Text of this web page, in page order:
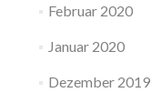
Februar 2020
Januar 2020
Dezember 2019